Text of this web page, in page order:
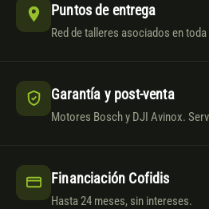
Puntos de entrega
Red de talleres asociados en toda
Garantía y post-venta
Motores Bosch y DJI Avinox.
Financiación Cofidis
Hasta 24 meses, sin intereses.